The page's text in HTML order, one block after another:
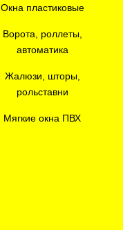
Окна пластиковые
Ворота, роллеты,
автоматика
Жалюзи, шторы,
рольставни
Мягкие окна ПВХ